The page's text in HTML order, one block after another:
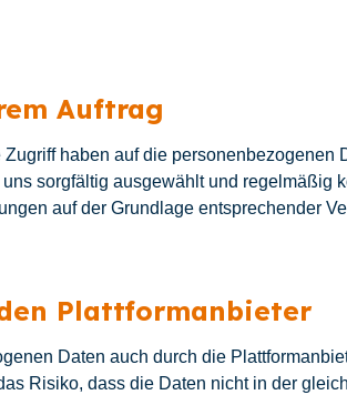
Auftrag
haben auf die personenbezogenen
sorgfältig ausgewählt und regelmäßig
auf der Grundlage entsprechender
Plattformanbieter
Daten auch durch die
Risiko, dass die Daten nicht in der